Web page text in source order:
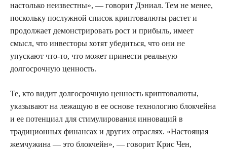
настолько неизвестны», — говорит Дэниал. Тем не менее,
поскольку послужной список криптовалюты растет и
продолжает демонстрировать рост и прибыль, имеет
смысл, что инвесторы хотят убедиться, что они не
упускают что-то, что может принести реальную
долгосрочную ценность.
Те, кто видит долгосрочную ценность криптовалюты,
указывают на лежащую в ее основе технологию блокчейна
и ее потенциал для стимулирования инноваций в
традиционных финансах и других отраслях. «Настоящая
жемчужина — это блокчейн», — говорит Крис Чен,